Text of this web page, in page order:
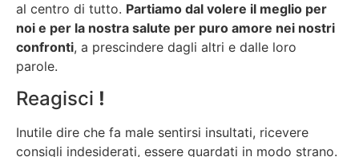
al centro di tutto. Partiamo dal volere il meglio per
noi e per la nostra salute per puro amore nei nostri
confronti, a prescindere dagli altri e dalle loro
parole.
Reagisci !
Inutile dire che fa male sentirsi insultati, ricevere
consigli indesiderati, essere guardati in modo strano.